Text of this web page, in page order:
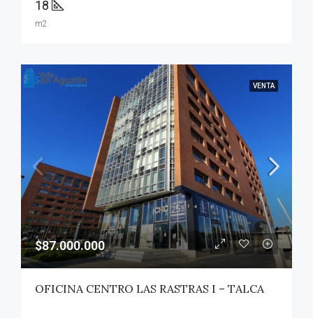
18
m2
VENTA
$87.000.000
OFICINA CENTRO LAS RASTRAS I – TALCA